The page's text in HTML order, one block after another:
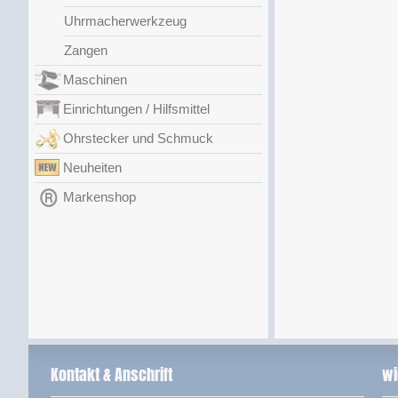
Uhrmacherwerkzeug
Zangen
Maschinen
Einrichtungen / Hilfsmittel
Ohrstecker und Schmuck
Neuheiten
Markenshop
Kontakt & Anschrift